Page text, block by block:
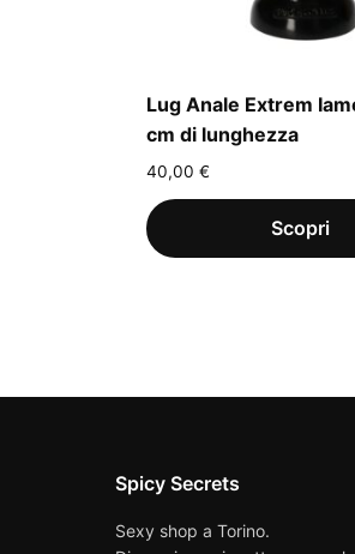
Lug Anale Extrem
cm di lunghezza
40,00 €
Spicy Secrets
Sexy shop a Torino.